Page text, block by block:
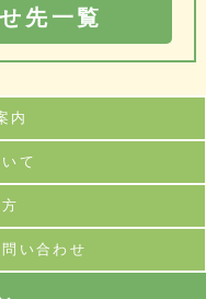
先一覧
内
て
い合わせ